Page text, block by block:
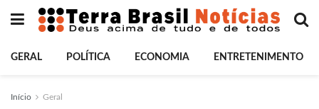
GERAL POLÍTICA ECONOMIA ENTRETENIMENTO
Início Geral